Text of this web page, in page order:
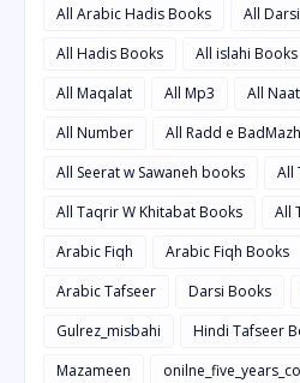
All Arabic Hadis Books
All
All Hadis Books
All islahi Books
All Maqalat
All Mp3
All
All Number
All Radd e
All Seerat w Sawaneh books
All
All Taqrir W Khitabat Books
All
Arabic Fiqh
Arabic Fiqh Books
Arabic Tafseer
Darsi Books
Gulrez_misbahi
Hindi Tafseer
Mazameen